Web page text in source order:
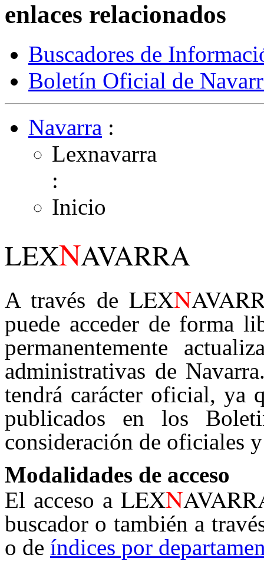
enlaces relacionados
Buscadores de
Boletín Oficial de
Navarra :
Lexnavarra
:
Inicio
LEXNAVARRA
A través de LEXN
puede acceder de forma
permanentemente
administrativas de
tendrá carácter oficial, ya
publicados en los
consideración de oficiales
Modalidades de acceso
El acceso aLEXN
buscador o también a
o de índices por